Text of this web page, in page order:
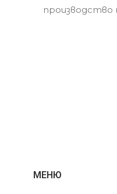
производство
МЕНЮ